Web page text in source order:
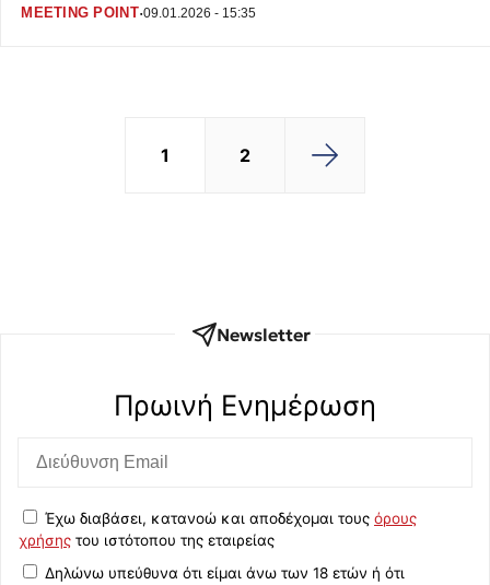
MEETING POINT·09.01.2026 - 15:35
1 2
Newsletter
Πρωινή Eνημέρωση
Έχω διαβάσει, κατανοώ και αποδέχομαι τους όρους
χρήσης του ιστότοπου της εταιρείας
Δηλώνω υπεύθυνα ότι είμαι άνω των 18 ετών ή ότι